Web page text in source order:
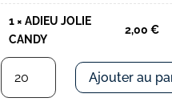
1 ×ADIEU JOLIE
CANDY
2,00 €
quantité
ADIEU
Ajouter au